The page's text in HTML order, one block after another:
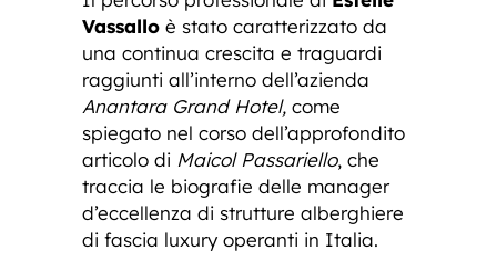
Vassallo è stato caratterizzato da
una continua crescita e traguardi
raggiunti all’interno dell’azienda
Anantara Grand Hotel, come
spiegato nel corso dell’approfondito
articolo di Maicol Passariello, che
traccia le biografie delle manager
d’eccellenza di strutture alberghiere
di fascia luxury operanti in Italia.